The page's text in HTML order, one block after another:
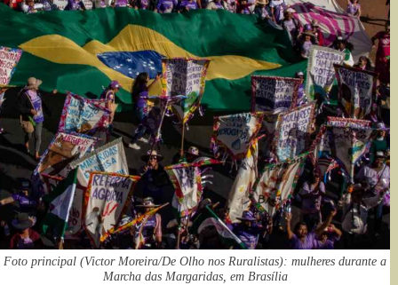
Foto principal (Victor Moreira/De Olho nos Ruralistas): mulheres durante a
Marcha das Margaridas, em Brasília